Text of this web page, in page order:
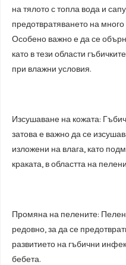
на тялото с топла вода и
предотвратяването на
Особено важно е да се
като в тези области
при влажни условия.
Изсушаване на кожата:
затова е важно да се
изложени на влага, като
краката, в областта на
Промяна на пелените:
редовно, за да се
развитието на гъбични
бебета.